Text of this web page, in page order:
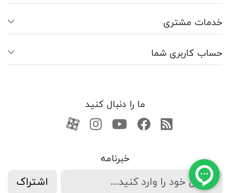
خدمات مشتری
حساب کاربری شما
ما را دنبال کنید
RSSفیسبوکیوتیوبکانال آپارات
کانال آپارات
خبرنامه
اشتراک